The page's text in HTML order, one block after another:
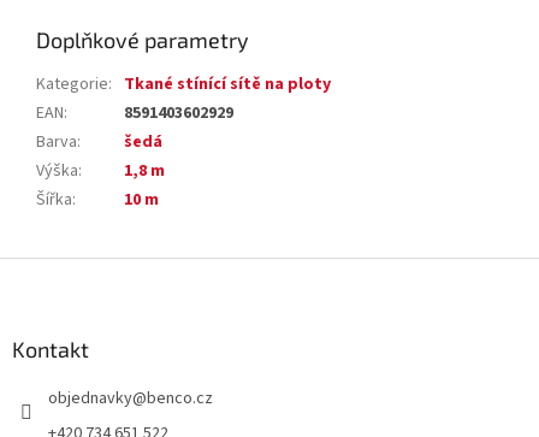
Doplňkové parametry
Kategorie: Tkané stínící sítě na ploty
EAN:
8591403602929
Barva:
šedá
Výška:
1,8 m
Šířka: 10 m
Kontakt
objednavky@benco.cz